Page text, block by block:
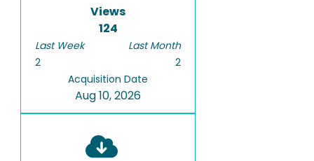
Views
124
Last Week
2
Last Month
2
Acquisition Date
Aug 10, 2026